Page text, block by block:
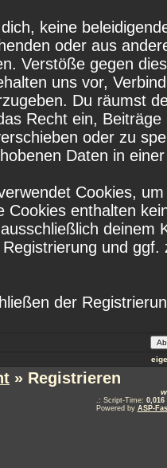
keine
oder aus
Verstöße gegen
uns vor,
Du räumst
Recht ein,
oder zu
Daten in
Cookies,
Cookies enthalten
deinem
und
der
» Registrieren
.: Script-Time: 0,016
Powered by ASP-